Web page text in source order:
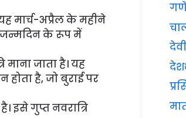
मार्च-अप्रैल के महीने
जन्मदिन के रूप में
जाता है। यह
है, जो बुराई पर
इसे गुप्त नवरात्रि